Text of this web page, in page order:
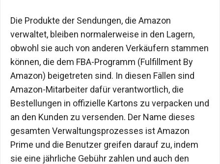
Die Produkte der Sendungen, die Amazon
verwaltet, bleiben normalerweise in den Lagern,
obwohl sie auch von anderen Verkäufern stammen
können, die dem FBA-Programm (Fulfillment By
Amazon) beigetreten sind. In diesen Fällen sind
Amazon-Mitarbeiter dafür verantwortlich, die
Bestellungen in offizielle Kartons zu verpacken und
an den Kunden zu versenden. Der Name dieses
gesamten Verwaltungsprozesses ist Amazon
Prime und die Benutzer greifen darauf zu, indem
sie eine jährliche Gebühr zahlen und auch den